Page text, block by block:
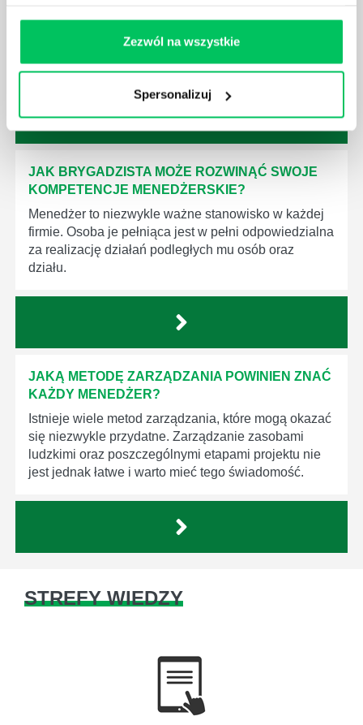
Zezwól na wszystkie
Spersonalizuj
niezbędna jest osoba nadzorująca wszystkie
czynności wykonywane przez pracowników.
JAK BRYGADZISTA MOŻE ROZWINĄĆ SWOJE
KOMPETENCJE MENEDŻERSKIE?
Menedżer to niezwykle ważne stanowisko w każdej
firmie. Osoba je pełniąca jest w pełni odpowiedzialna
za realizację działań podległych mu osób oraz
działu.
JAKĄ METODĘ ZARZĄDZANIA POWINIEN ZNAĆ
KAŻDY MENEDŻER?
Istnieje wiele metod zarządzania, które mogą okazać
się niezwykle przydatne. Zarządzanie zasobami
ludzkimi oraz poszczególnymi etapami projektu nie
jest jednak łatwe i warto mieć tego świadomość.
STREFY WIEDZY